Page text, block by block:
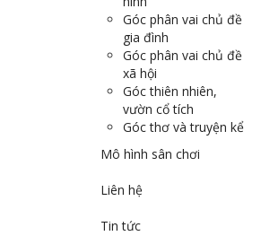
Góc phân vai chủ đề
gia đình
Góc phân vai chủ đề
xã hội
Góc thiên nhiên,
vườn cổ tích
Góc thơ và truyện kể
Mô hình sân chơi
Liên hệ
Tin tức